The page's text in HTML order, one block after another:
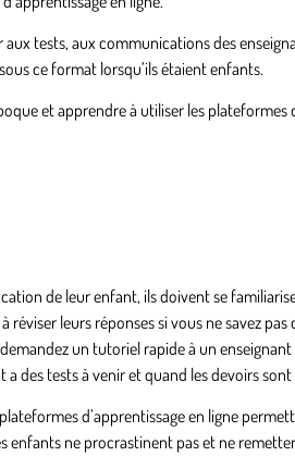
tests, aux communications des
ce format lorsqu’ils étaient enfants.
et apprendre à utiliser les
de leur enfant, ils doivent se
réviser leurs réponses si vous ne savez
un tutoriel rapide à un
des tests à venir et quand les devoirs sont
d’apprentissage en ligne
enfants ne procrastinent pas et ne